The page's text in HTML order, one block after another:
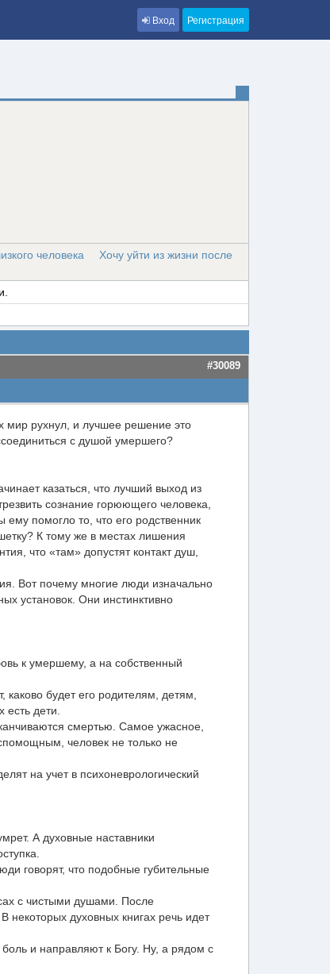
Вход Регистрация
человека
Хочу уйти из жизни после
#30089
мир рухнул, и лучшее решение это
с душой умершего?
казаться, что лучший выход из
сознание горюющего человека,
помогло то, что его родственник
К тому же в местах лишения
что «там» допустят контакт душ,
Вот почему многие люди изначально
установок. Они инстинктивно
к умершему, а на собственный
будет его родителям, детям,
дети.
смертью. Самое ужасное,
человек не только не
на учет в психоневрологический
А духовные наставники
говорят, что подобные губительные
с чистыми душами. После
духовных книгах речь идет
и направляют к Богу. Ну, а рядом с